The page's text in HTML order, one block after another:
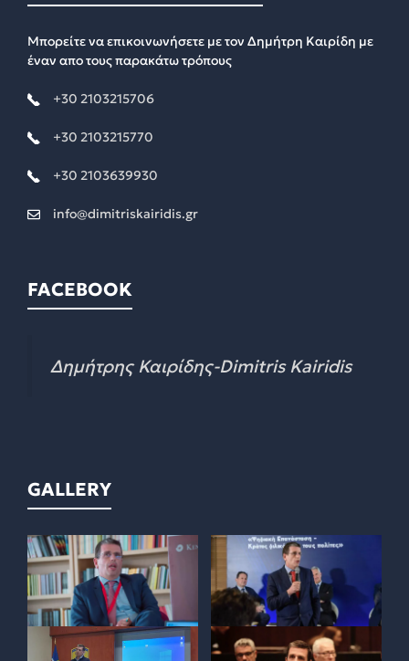
Μπορείτε να επικοινωνήσετε με τον Δημήτρη Καιρίδη με
έναν απο τους παρακάτω τρόπους
+30 2103215706
+30 2103215770
+30 2103639930
info@dimitriskairidis.gr
FACEBOOK
Δημήτρης Καιρίδης-Dimitris Kairidis
GALLERY